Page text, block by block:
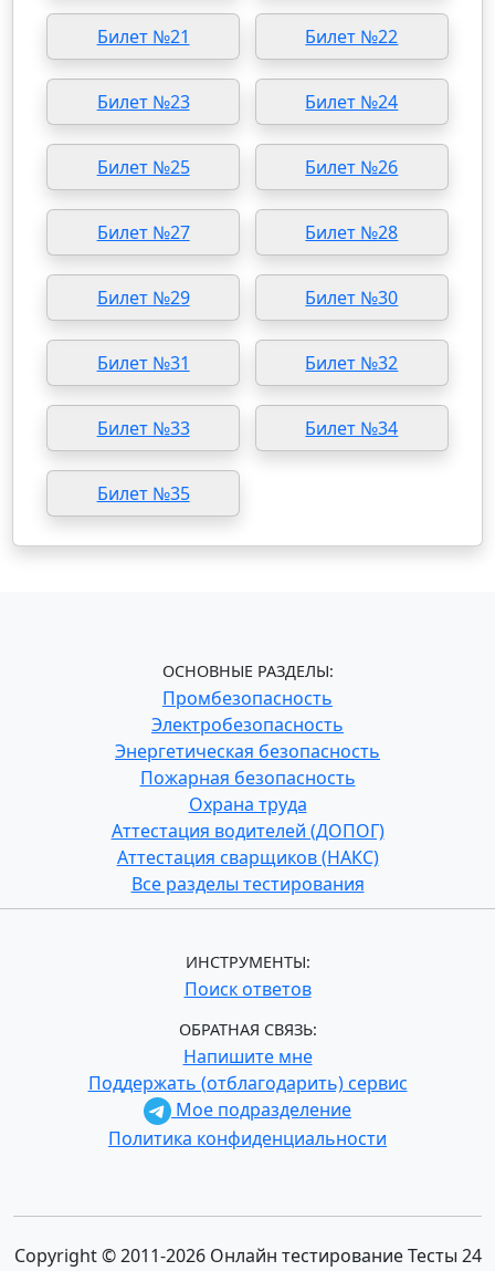
Билет №21 Билет №22
Билет №23 Билет №24
Билет №25 Билет №26
Билет №27 Билет №28
Билет №29 Билет №30
Билет №31 Билет №32
Билет №33 Билет №34
Билет №35
ОСНОВНЫЕ РАЗДЕЛЫ:
Промбезопасность
Электробезопасность
Энергетическая безопасность
Пожарная безопасность
Охрана труда
Аттестация водителей (ДОПОГ)
Аттестация сварщиков (НАКС)
Все разделы тестирования
ИНСТРУМЕНТЫ:
Поиск ответов
ОБРАТНАЯ СВЯЗЬ:
Напишите мне
Поддержать (отблагодарить) сервис
Мое подразделение
Политика конфиденциальности
Copyright © 2011-2026 Онлайн тестирование Тесты 24